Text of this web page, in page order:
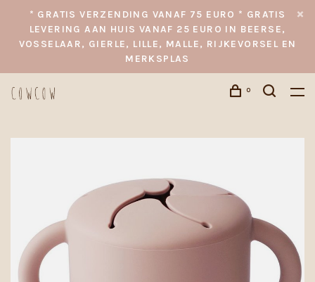
* GRATIS VERZENDING VANAF 75 EURO * GRATIS
LEVERING AAN HUIS VANAF 25 EURO IN BEERSE,
VOSSELAAR, GIERLE, LILLE, MALLE, RIJKEVORSEL EN
MERKSPLAS
0